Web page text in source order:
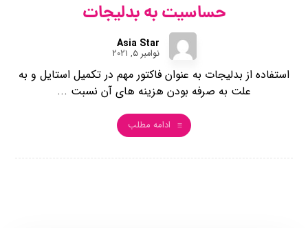
حساسیت به بدلیجات
Asia Star
نوامبر ۵, ۲۰۲۱
استفاده از بدلیجات به‌ عنوان فاکتور مهم در تکمیل استایل و به
علت به ‌صرفه بودن هزینه ‌های آن نسبت‌ ...
ادامه مطلب